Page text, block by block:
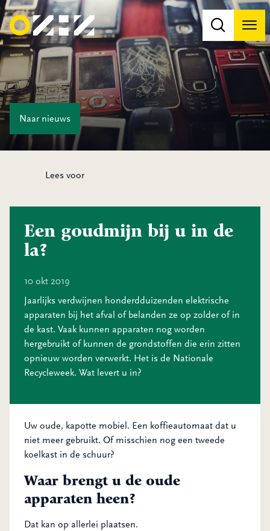
Naar nieuws
Lees voor
Een goudmijn bij u in de
la?
10 okt 2019
Jaarlijks verdwijnen honderdduizenden elektrische
apparaten bij het afval of belanden ze op zolder of in
de kast. Vaak kunnen apparaten nog worden
hergebruikt of kunnen de grondstoffen die erin zitten
opnieuw worden verwerkt. Het is de Nationale
Recycleweek. Wat levert u in?
Uw oude, kapotte mobiel. Een koffieautomaat dat u
niet meer gebruikt. Of misschien nog een tweede
koelkast in de schuur?
Waar brengt u de oude
apparaten heen?
Dat kan op allerlei plaatsen.